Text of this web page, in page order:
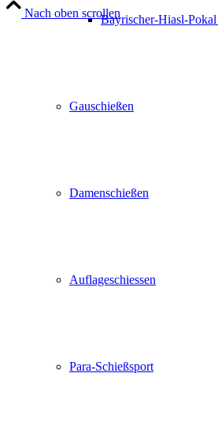
Bayrischer-Hiasl-
Gauschießen
Damenschießen
Auflageschiessen
Para-Schießsport
Nach oben scrollen